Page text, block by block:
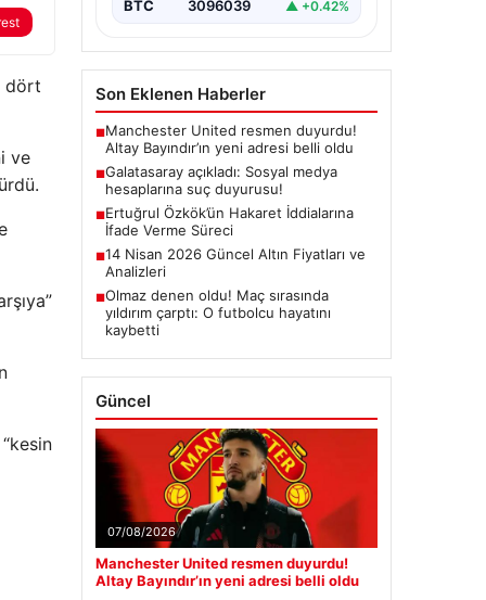
dört
ve
BTC 3096039 ▲ +0.42%
Son Eklenen Haberler
■Manchester United resmen duyurdu!
Altay Bayındır’ın yeni adresi belli oldu
■Galatasaray açıkladı: Sosyal medya
hesaplarına suç duyurusu!
■Ertuğrul Özkök’ün Hakaret İddialarına
İfade Verme Süreci
■14 Nisan 2026 Güncel Altın Fiyatları ve
Analizleri
■Olmaz denen oldu! Maç sırasında
yıldırım çarptı: O futbolcu hayatını
kaybetti
Güncel
07/08/2026
Manchester United resmen duyurdu!
Altay Bayındır’ın yeni adresi belli oldu